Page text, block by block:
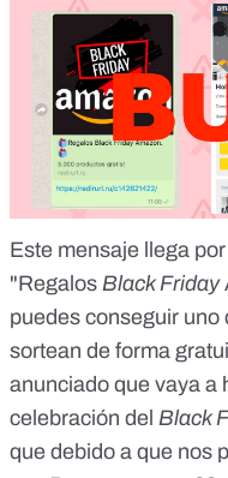
Este mensaje llega
"Regalos Black Friday
puedes conseguir uno
sortean de forma
anunciado que vaya a
celebración del Black
que debido a que nos